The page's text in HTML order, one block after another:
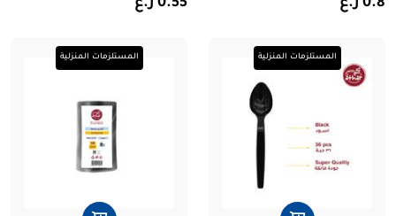
0.8 ر.ع 0.55 ر.ع
المستلزمات المنزلية المستلزمات المنزلية